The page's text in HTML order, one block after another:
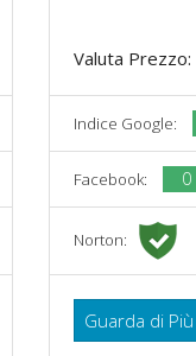
Valuta Prezzo:
Indice Google:
Facebook: 0
Norton:
Guarda di Più